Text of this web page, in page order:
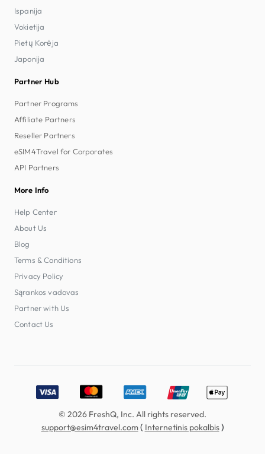
Ispanija
Vokietija
Pietų Korėja
Japonija
Partner Hub
Partner Programs
Affiliate Partners
Reseller Partners
eSIM4Travel for Corporates
API Partners
More Info
Help Center
About Us
Blog
Terms & Conditions
Privacy Policy
Sąrankos vadovas
Partner with Us
Contact Us
Accepted payment methods: Visa, MasterCard, American
© 2026 FreshQ, Inc. All rights reserved.
support@esim4travel.com( Internetinis pokalbis)